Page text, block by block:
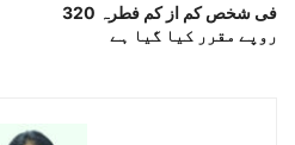
فی شخص کم از کم فطرہ 320
روپے مقرر کیا گیا ہے